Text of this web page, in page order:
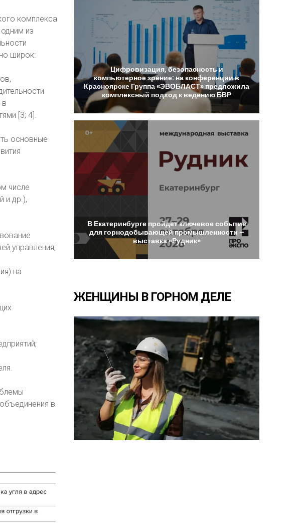
комплекса
из
широк:
в
[3; 4].
основные
числе
и др.),
управления;
на
в
Цифровизация,безопасностьи
компьютерноезрение: на конференциив
Красноярске Группа«ЭВОБЛАСТ» предложила
комплексный подход к ведению БВР
В Екатеринбурге пройдетключевоесобытие
для горнодобывающейпромышленности –
выставка«Рудник»
ЖЕНЩИНЫ В ГОРНОМ ДЕЛЕ